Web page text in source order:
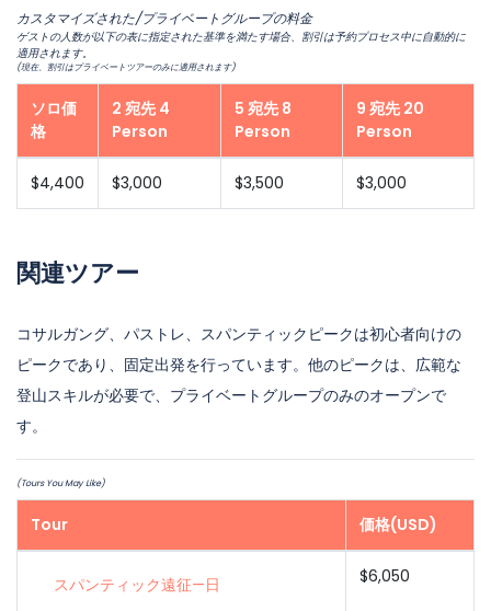
カスタマイズされた/プライベートグループの料金
ゲストの人数が以下の表に指定された基準を満たす場合、割引は予約プロセス中に自動的に
適用されます。
(現在、割引はプライベートツアーのみに適用されます)
ソロ価
格
2 宛先 4
Person
5 宛先 8
Person
9 宛先 20
Person
$4,400 $3,000 $3,500 $3,000
関連ツアー
コサルガング、パストレ、スパンティックピークは初心者向けの
ピークであり、固定出発を行っています。他のピークは、広範な
登山スキルが必要で、プライベートグループのみのオープンで
す。
(Tours You May Like)
Tour 価格(USD)
スパンティック遠征—日 $6,050